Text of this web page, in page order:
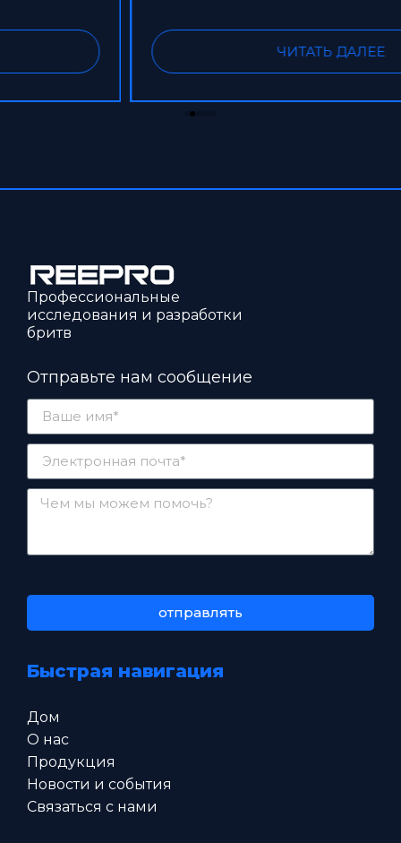
ЧИТАТЬ ДАЛЕЕ
Профессиональные
исследования и разработки
бритв
Отправьте нам сообщение
отправлять
Быстрая навигация
Дом
О нас
Продукция
Новости и события
Связаться с нами